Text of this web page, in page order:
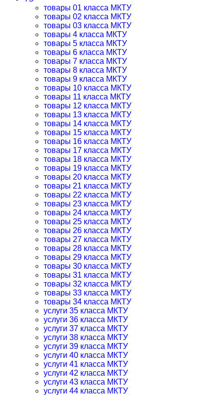
товары 01 класса МКТУ
товары 02 класса МКТУ
товары 03 класса МКТУ
товары 4 класса МКТУ
товары 5 класса МКТУ
товары 6 класса МКТУ
товары 7 класса МКТУ
товары 8 класса МКТУ
товары 9 класса МКТУ
товары 10 класса МКТУ
товары 11 класса МКТУ
товары 12 класса МКТУ
товары 13 класса МКТУ
товары 14 класса МКТУ
товары 15 класса МКТУ
товары 16 класса МКТУ
товары 17 класса МКТУ
товары 18 класса МКТУ
товары 19 класса МКТУ
товары 20 класса МКТУ
товары 21 класса МКТУ
товары 22 класса МКТУ
товары 23 класса МКТУ
товары 24 класса МКТУ
товары 25 класса МКТУ
товары 26 класса МКТУ
товары 27 класса МКТУ
товары 28 класса МКТУ
товары 29 класса МКТУ
товары 30 класса МКТУ
товары 31 класса МКТУ
товары 32 класса МКТУ
товары 33 класса МКТУ
товары 34 класса МКТУ
услуги 35 класса МКТУ
услуги 36 класса МКТУ
услуги 37 класса МКТУ
услуги 38 класса МКТУ
услуги 39 класса МКТУ
услуги 40 класса МКТУ
услуги 41 класса МКТУ
услуги 42 класса МКТУ
услуги 43 класса МКТУ
услуги 44 класса МКТУ